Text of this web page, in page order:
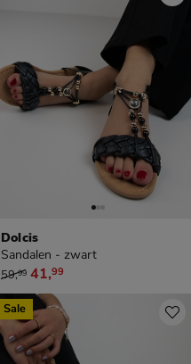
Dolcis
Sandalen - zwart
van € 59,99 voor € 41,99
59,99 41,99
Sale